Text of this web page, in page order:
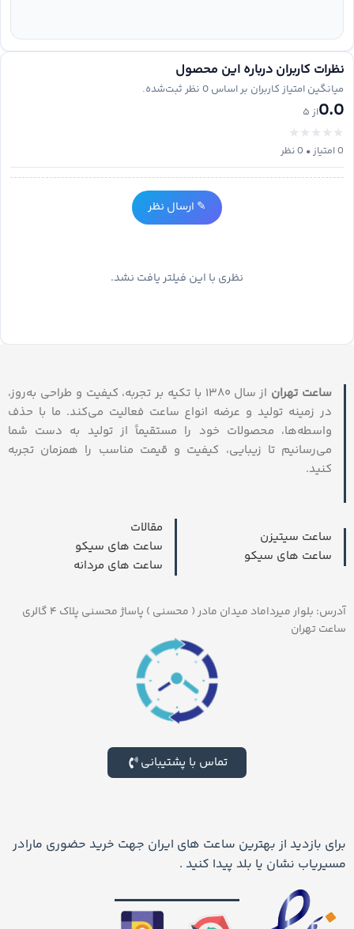
نظرات کاربران درباره این محصول
میانگین امتیاز کاربران بر اساس 0 نظر ثبت‌شده.
0.0از ۵
★ ★ ★ ★ ★
0 امتیاز • 0نظر
✎ ارسال نظر
نظری با این فیلتر یافت نشد.
ساعت تهران
از سال ۱۳۸۰ با تکیه بر تجربه، کیفیت و طراحی به‌روز،
در زمینه تولید و عرضه انواع ساعت فعالیت می‌کند. ما با حذف
واسطه‌ها، محصولات خود را مستقیماً از تولید به دست شما
می‌رسانیم تا زیبایی، کیفیت و قیمت مناسب را همزمان تجربه
کنید.
ساعت سیتیزن
ساعت های سیکو
مقالات
ساعت های سیکو
ساعت های مردانه
آدرس: بلوار میرداماد میدان مادر ( محسنی ) پاساژ محسنی پلاک ۴ گالری
ساعت تهران
تماس با پشتیبانی
برای بازدید از بهترین ساعت های ایران جهت خرید حضوری مارادر
مسیریاب نشان یا بلد پیدا کنید .